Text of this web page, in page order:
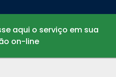
aqui o serviço em sua
on-line